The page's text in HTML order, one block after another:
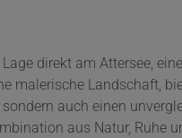
direkt am Attersee,
malerische Landschaft,
auch einen
aus Natur, Ruhe